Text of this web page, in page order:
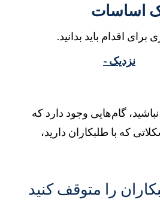
اساسات
اقدام باید بدانید.
نزدیک -
گام‌هایی وجود دارد که
که با طلبکاران دارید،
را متوقف کنید